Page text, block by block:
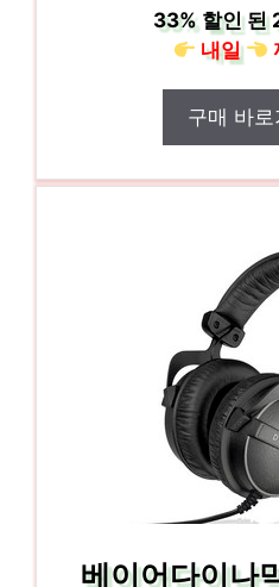
33%할인 된
내일
구매 바로
베이어다이나